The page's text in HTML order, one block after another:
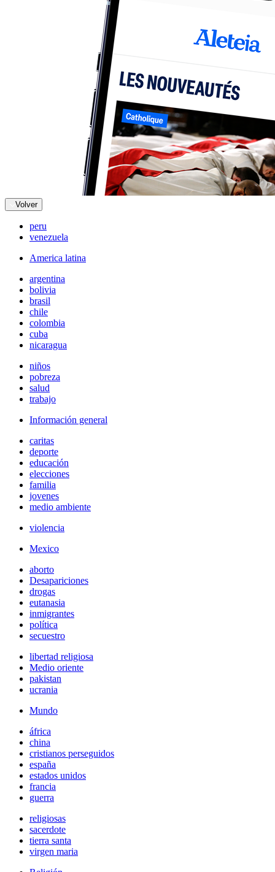
Volver
peru
venezuela
America latina
argentina
bolivia
brasil
chile
colombia
cuba
nicaragua
niños
pobreza
salud
trabajo
Información general
caritas
deporte
educación
elecciones
familia
jovenes
medio ambiente
violencia
Mexico
aborto
Desapariciones
drogas
eutanasia
inmigrantes
política
secuestro
libertad religiosa
Medio oriente
pakistan
ucrania
Mundo
áfrica
china
cristianos perseguidos
españa
estados unidos
francia
guerra
religiosas
sacerdote
tierra santa
virgen maria